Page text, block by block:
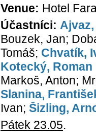
Venue: Hotel
Účastníci:
Bouzek, Jan;
Tomáš; Chvatík,
Kotecký, Roman
Markoš, Anton;
Slanina,
Ivan; Šizling,
Pátek 23.05.